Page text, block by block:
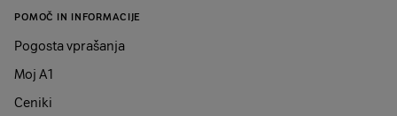
uporabniške račune (iCloud, Apple ID, Google ...).
Kako je izračunan prihranek?
Pri informativnem izračunu upoštevamo odkupno ceno 2
leti starega primerljivega telefona ali tablice iste znamke
in modela.
POMOČ IN INFORMACIJE
Pogosta vprašanja
Moj A1
Ceniki